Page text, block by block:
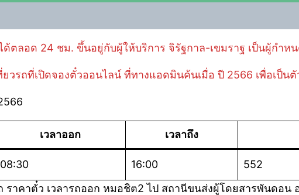
ด้ตลอด 24 ชม. ขึ้นอยู่กับผู้ให้บริการ จิรัฐกาล-เขมราฐ เป็นผู้กำห
ยวรถที่เปิดจองตั๋วออนไลน์ ที่ทางแอดมินค้นเมื่อ ปี 2566 เพื่อเป็
เวลาออก เวลาถึง
08:30 16:00 552
ราคาตั๋ว เวลารถออก หมอชิต2 ไป สถานีขนส่งผู้โดยสารพันดอน